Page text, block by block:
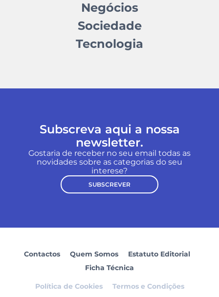
Negócios
Sociedade
Tecnologia
Subscreva aqui a nossa
newsletter.
Gostaria de receber no seu email todas as
novidades sobre as categorias do seu
interese?
SUBSCREVER
Contactos Quem Somos
Estatuto Editorial
Ficha Técnica
Política de Cookies
Termos e Condições